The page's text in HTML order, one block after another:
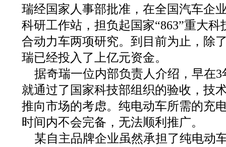
瑞经国家人事部批准，在全国汽车企
科研工作站，担负起国家“863”重大
合动力车两项研究。到目前为止，除
瑞已经投入了上亿元资金。
据奇瑞一位内部负责人介绍，早在
就通过了国家科技部组织的验收，技
推向市场的考虑。纯电动车所需的充
时间内不会完备，无法顺利推广。
某自主品牌企业虽然承担了纯电动